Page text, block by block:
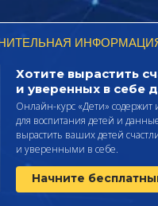
Хотите вырастить
и уверенных в себе
Онлайн-курс «Дети» содержит
для воспитания детей и
вырастить ваших детей
и уверенными в себе.
Начните